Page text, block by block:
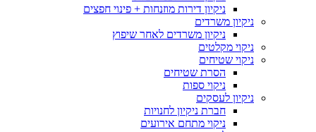
ניקיון דירות מוזנחות + פינוי חפצים
ניקיון משרדים
ניקיון משרדים לאחר שיפוץ
ניקוי מקלטים
ניקוי שטיחים
הסרת שטיחים
ניקוי ספות
ניקיון לעסקים
חברת ניקיון לחנויות
ניקוי מתחם אירועים